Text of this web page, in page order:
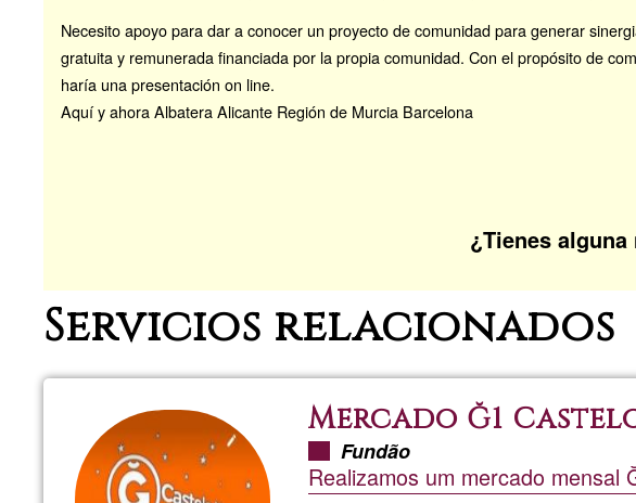
Necesito apoyo para dar a conocer un proyecto de comunidad para generar
gratuita y remunerada financiada por la propia comunidad. Con el propósito de
haría una presentación on line.
Aquí y ahora Albatera Alicante Región de Murcia Barcelona
¿Tienes
Servicios relacionados
Mercado Ğ1
Fundão
Realizamos um mercado mensal